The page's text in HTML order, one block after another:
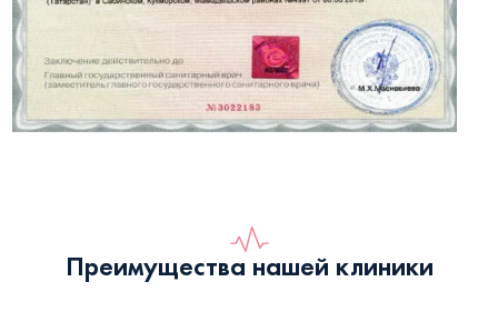
Преимущества нашей клиники